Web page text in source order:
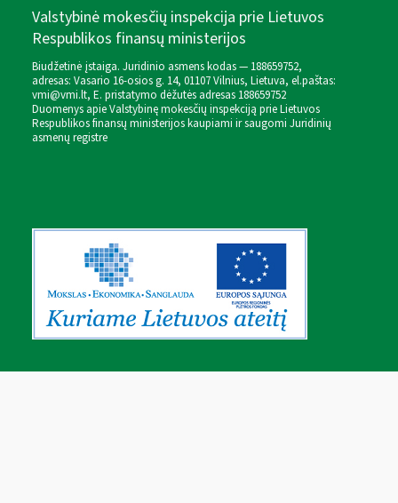
Valstybinė mokesčių inspekcija prie Lietuvos
Respublikos finansų ministerijos
Biudžetinė įstaiga. Juridinio asmens kodas — 188659752,
adresas: Vasario 16-osios g. 14, 01107 Vilnius, Lietuva, el.paštas:
vmi@vmi.lt, E. pristatymo dėžutės adresas 188659752
Duomenys apie Valstybinę mokesčių inspekciją prie Lietuvos
Respublikos finansų ministerijos kaupiami ir saugomi Juridinių
asmenų registre